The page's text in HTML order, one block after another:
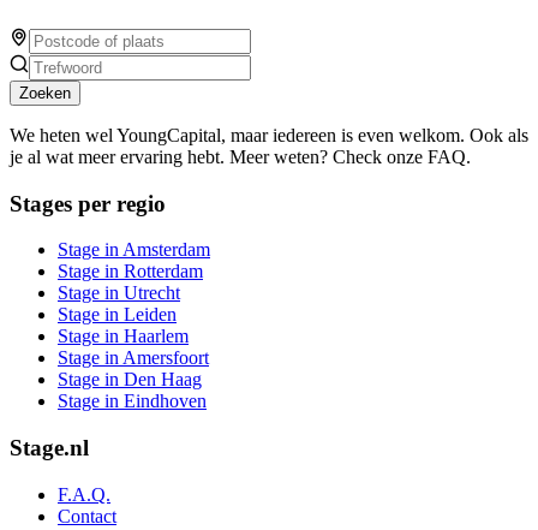
Zoeken
We heten wel YoungCapital, maar iedereen is even welkom. Ook als
je al wat meer ervaring hebt. Meer weten? Check onze FAQ.
Stages per regio
Stage in Amsterdam
Stage in Rotterdam
Stage in Utrecht
Stage in Leiden
Stage in Haarlem
Stage in Amersfoort
Stage in Den Haag
Stage in Eindhoven
Stage.nl
F.A.Q.
Contact